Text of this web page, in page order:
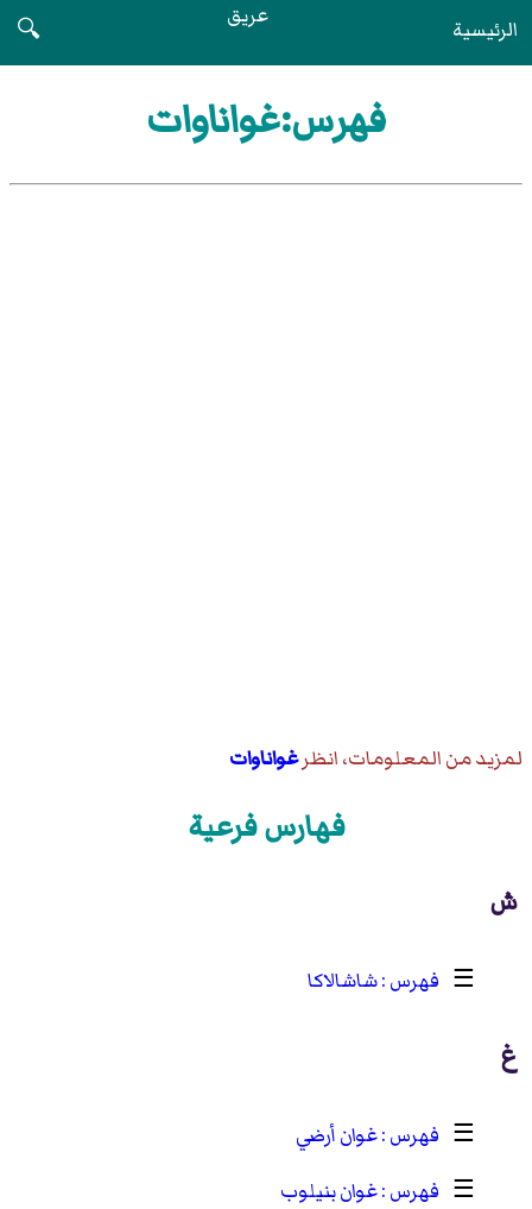
الرئيسية عريق
🔍
فهرس:غواناوات
لمزيد من المعلومات، انظرغواناوات
فهارس فرعية
ش
☰ شاشالاكا
غ
☰
غوان أرضي
☰
غوان بنيلوب